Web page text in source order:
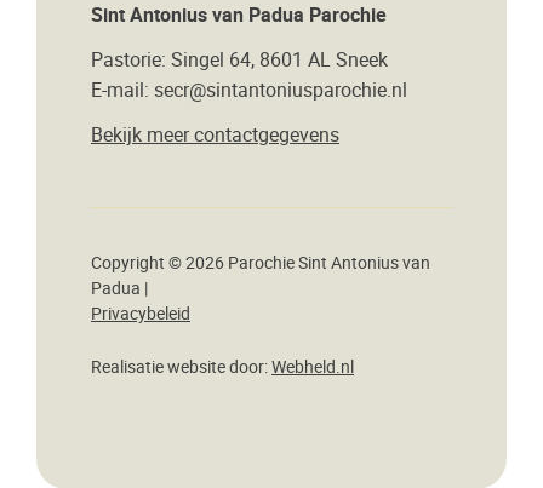
Sint Antonius van Padua Parochie
Pastorie: Singel 64, 8601 AL Sneek
E-mail: secr@sintantoniusparochie.nl
Bekijk meer contactgegevens
Copyright © 2026 Parochie Sint Antonius van
Padua |
Privacybeleid
Realisatie website door:Webheld.nl